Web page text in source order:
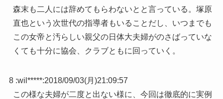
森末も二人には辞めてもらわないとと言っている。塚原
直也という次世代の指導者もいることだし、いつまでも
この女帝と汚らしい親父の日体大夫婦がのさばっていな
くても十分に協会、クラブともに回っていく。
8 :wil*****:2018/09/03(月)21:09:57
この様な夫婦が二度と出ない様に、今回は徹底的に実例